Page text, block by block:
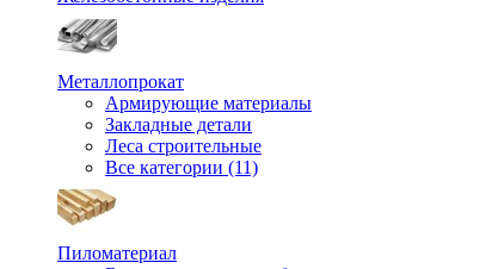
Металлопрокат
Армирующие материалы
Закладные детали
Леса строительные
Все категории (11)
Пиломатериал